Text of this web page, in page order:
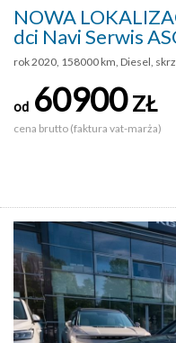
NOWA
dci Navi Serwis
rok 2020, 158000 km, Diesel,
od 60900ZŁ
cena brutto (faktura vat-marża)